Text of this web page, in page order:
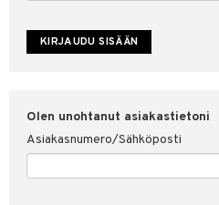
Olen unohtanut asiakastietoni
Asiakasnumero/Sähköposti
suojaus